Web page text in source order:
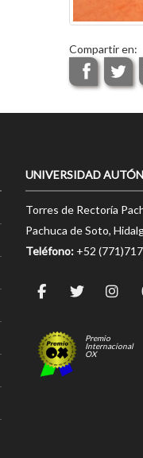
Compartir en:
UNIVERSIDAD
Torres de Rectoría
Pachuca de Soto,
Teléfono: +52
Premio
Internacional
OX